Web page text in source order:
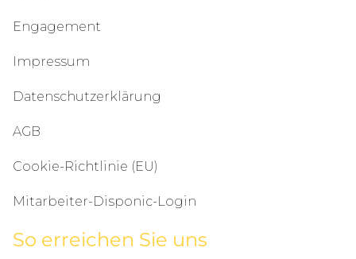
Engagement
Impressum
Datenschutzerklärung
AGB
Cookie-Richtlinie (EU)
Mitarbeiter-Disponic-Login
So erreichen Sie uns